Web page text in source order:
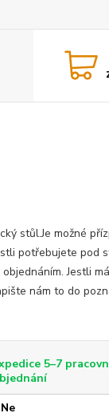
stůl.Je možné
potřebujete pod
Jestli
nám to do
5–7